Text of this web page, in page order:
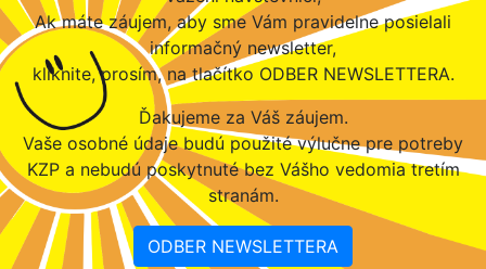
Ak máte záujem, aby sme Vám pravidelne posielali
informačný newsletter,
kliknite, prosím, na tlačítko ODBER NEWSLETTERA.
Ďakujeme za Váš záujem.
Vaše osobné údaje budú použité výlučne pre potreby
KZP a nebudú poskytnuté bez Vášho vedomia tretím
stranám.
ODBER NEWSLETTERA